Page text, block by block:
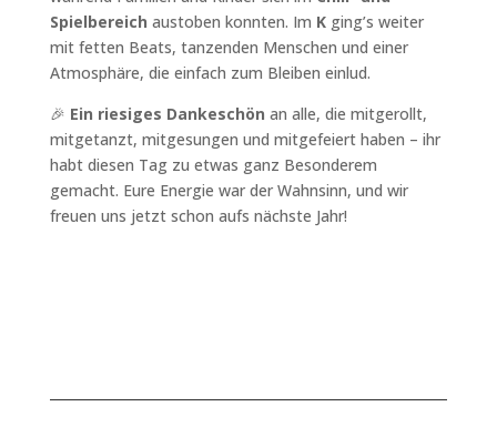
Spielbereich austoben konnten. Im Kging’s weiter
mit fetten Beats, tanzenden Menschen und einer
Atmosphäre, die einfach zum Bleiben einlud.
🎉 Ein riesiges Dankeschön an alle, die mitgerollt,
mitgetanzt, mitgesungen und mitgefeiert haben – ihr
habt diesen Tag zu etwas ganz Besonderem
gemacht. Eure Energie war der Wahnsinn, und wir
freuen uns jetzt schon aufs nächste Jahr!